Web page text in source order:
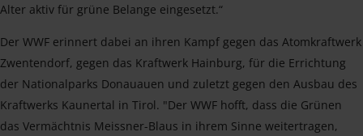
Alter aktiv für grüne Belange eingesetzt.“
Der WWF erinnert dabei an ihren Kampf gegen das Atomkraftwerk
Zwentendorf, gegen das Kraftwerk Hainburg, für die Errichtung
der Nationalparks Donauauen und zuletzt gegen den Ausbau des
Kraftwerks Kaunertal in Tirol. "Der WWF hofft, dass die Grünen
das Vermächtnis Meissner-Blaus in ihrem Sinne weitertragen,